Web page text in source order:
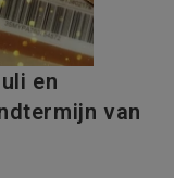
en
van